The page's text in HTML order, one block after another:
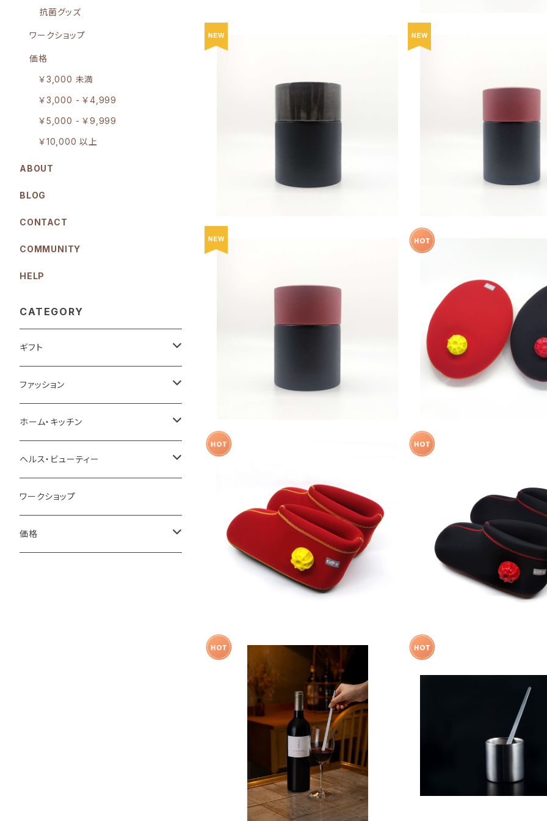
茶葉・コーヒー豆・お菓子入れ 茶筒（大）/
朱彩
朱彩
【温活】やわらか湯たん
¥3,960
【温活】【NHK「あさイチ」でご紹介！】【S/Mサ
イズ】濡れない足湯 やわらか湯たんぽ 足
用ショートタイプ レッド
¥17,600
【温活】【NHK「あさイチ」でご
イズ】濡れない足湯 やわら
用ショートタイプ ブ
¥17,600
味が変わる魔法のマドラー 220mm ＜テ
レビ東京【男子ごはん】にてご紹介＞お酒をも
っと楽しむ
¥16,500
【ギフトにおすすめ】魔法のマ
レスタンブラー セ
¥29,700
抗菌グッズ
ワークショップ
価格
￥3,000 未満
￥3,000 - ￥4,999
￥5,000 - ￥9,999
￥10,000 以上
ABOUT
BLOG
CONTACT
COMMUNITY
HELP
CATEGORY
ギフト
ベストセラーギフト
プチギフト
お祝い
結婚祝い
誕生祝い
お礼・お返し
お礼
贈る相手
ファッション
バッグ
財布＆キーケース＆カードケース
腕時計＆ファッション小物
スカーフ＆マスク
ホーム・キッチン
家具＆収納
インテリア雑貨
ラグ＆マット
ヘルス・ビューティー
スキンケア
ボディケア
ワークショップ
価格